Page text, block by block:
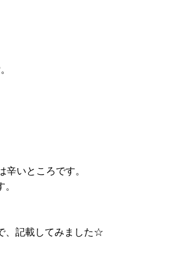
いところです。
、記載してみました☆